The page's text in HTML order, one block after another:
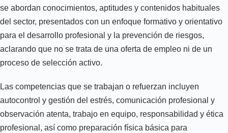
se abordan conocimientos, aptitudes y contenidos habituales
del sector, presentados con un enfoque formativo y orientativo
para el desarrollo profesional y la prevención de riesgos,
aclarando que no se trata de una oferta de empleo ni de un
proceso de selección activo.
Las competencias que se trabajan o refuerzan incluyen
autocontrol y gestión del estrés, comunicación profesional y
observación atenta, trabajo en equipo, responsabilidad y ética
profesional, así como preparación física básica para